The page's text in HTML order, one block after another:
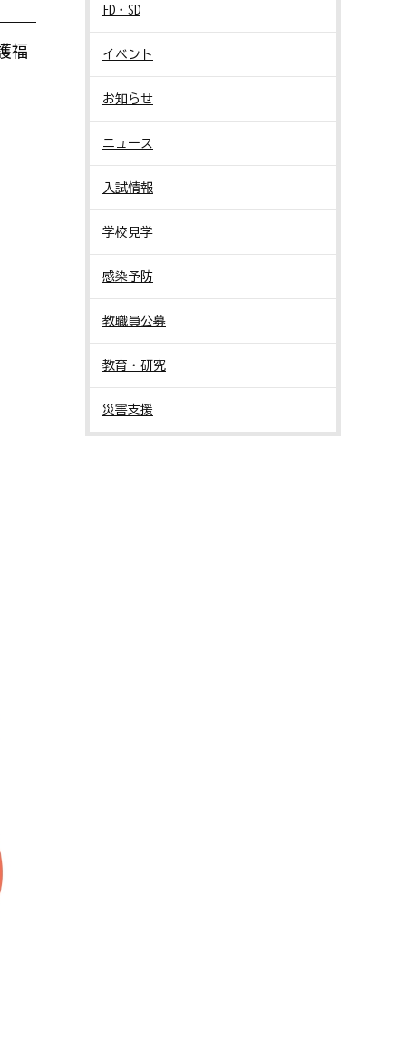
福
FD・SD
イベント
お知らせ
ニュース
入試情報
学校見学
感染予防
教職員公募
教育・研究
災害支援